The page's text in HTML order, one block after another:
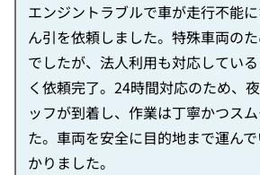
エンジントラブルで車が走行不能
ん引を依頼しました。特殊車両の
でしたが、法人利用も対応してい
く依頼完了。24時間対応のため、
ッフが到着し、作業は丁寧かつス
た。車両を安全に目的地まで運ん
かりました。